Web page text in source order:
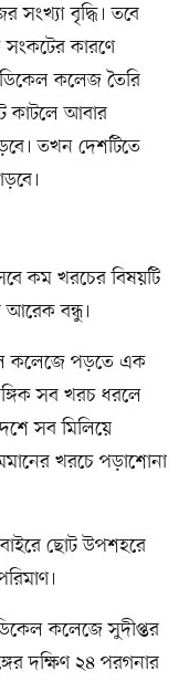
সংখ্যা বৃদ্ধি। তবে
সংকটের কারণে
কলেজ তৈরি
কাটলে আবার
তখন দেশটিতে
কম খরচের বিষয়টি
আরেক বন্ধু।
কলেজে পড়তে এক
সব খরচ ধরলে
সব মিলিয়ে
খরচে পড়াশোনা
ছোট উপশহরে
কলেজে সুদীপ্তর
দক্ষিণ ২৪ পরগনার